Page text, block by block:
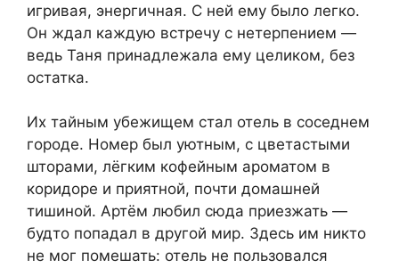
игривая, энергичная. С ней ему было легко.
Он ждал каждую встречу с нетерпением —
ведь Таня принадлежала ему целиком, без
остатка.
Их тайным убежищем стал отель в соседнем
городе. Номер был уютным, с цветастыми
шторами, лёгким кофейным ароматом в
коридоре и приятной, почти домашней
тишиной. Артём любил сюда приезжать —
будто попадал в другой мир. Здесь им никто
не мог помешать: отель не пользовался